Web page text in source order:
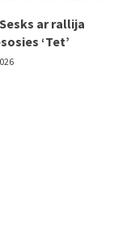
ar rallija
‘Tet’